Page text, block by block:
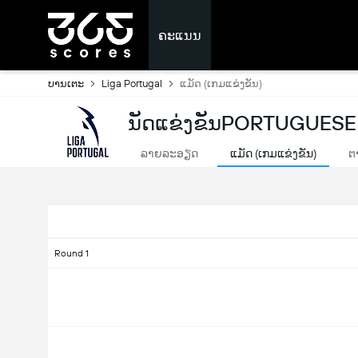
ຄະແນນ
ບານເຕະ Liga Portugal ແມັດ (ເກມແຂ່ງຂັນ)
ນັດແຂ່ງຂັນ
ລາຍລະອຽດ ແມັດ (ເກມແຂ່ງຂັນ)
Round 1